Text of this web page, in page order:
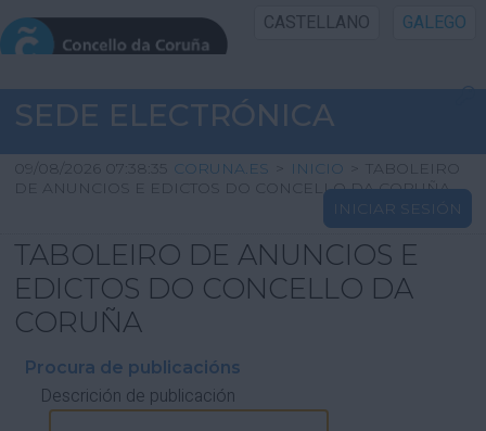
CASTELLANO GALEGO
INICIO SEDE
INICIO
INFORMACIÓN PÚBLICA
CARTAFOL CIDADÁN
AXUDA
SEDE ELECTRÓNICA
09/08/2026 07:38:35 CORUNA.ES > INICIO > TABOLEIRO
DE ANUNCIOS E EDICTOS DO CONCELLO DA CORUÑA
INICIAR SESIÓN
TABOLEIRO DE ANUNCIOS E
EDICTOS DO CONCELLO DA
CORUÑA
Procura de publicacións
Descrición de publicación